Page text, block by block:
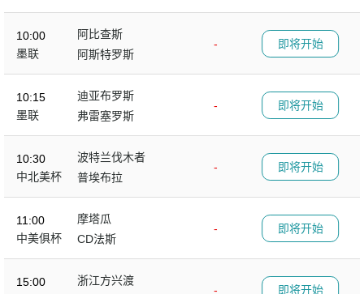
10:00
墨联
阿比查斯
-
阿斯特罗斯
即将开始
10:15
墨联
迪亚布罗斯
-
弗雷塞罗斯
即将开始
10:30
中北美杯
波特兰伐木者
-
普埃布拉
即将开始
11:00
中美俱杯
摩塔瓜
-
CD法斯
即将开始
15:00
浙江方兴渡
-
即将开始